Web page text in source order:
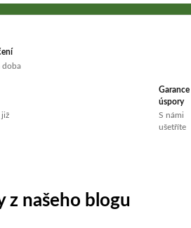
doba
již
Garance
úspory
S námi
ušetříte
z našeho blogu